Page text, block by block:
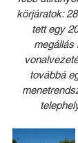
körjáratok:
tett egy
megállás
továbbá